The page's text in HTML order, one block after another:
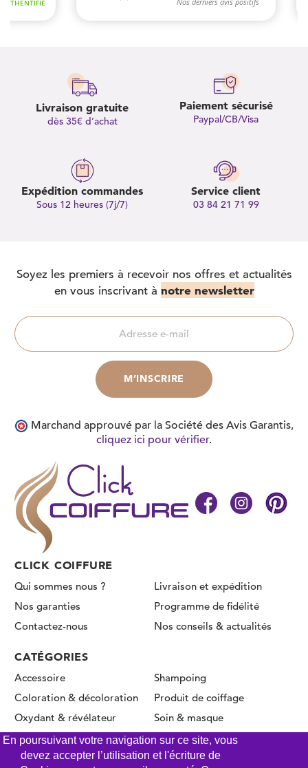
Livraison gratuite
dès 35€ d’achat
Paiement sécurisé
Paypal/CB/Visa
Expédition commandes
Sous 12 heures (7j/7)
Service client
03 84 21 71 99
CLICK COIFFURE
Qui sommes nous ?
Livraison et expédition
Nos garanties
Programme de fidélité
Contactez-nous
Nos conseils & actualités
CATÉGORIES
Accessoire
Coloration & décoloration
Oxydant & révélateur
Permanente & Lissage
Shampoing
Produit de coiffage
Soin & masque
Soyez les premiers à recevoir nos offres et actualités
en vous inscrivant à notre newsletter
Marchand approuvé par la Société des Avis Garantis,
cliquez ici pour vérifier.
En poursuivant votre navigation sur ce site, vous
devez accepter l’utilisation et l'écriture de